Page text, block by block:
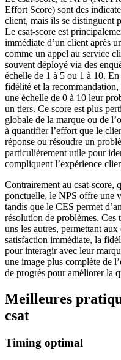
Effort Score) sont des
client, mais ils se distinguent
Le csat-score est
immédiate d’un client après
comme un appel au service
souvent déployé via des
échelle de 1 à 5 ou 1 à 10.
fidélité et la
une échelle de 0 à 10 leur
un tiers. Ce score est plus
globale de la marque ou de
à quantifier l’effort que le
réponse ou résoudre un
particulièrement utile pour
compliquent l’expérience
Contrairement au csat-score,
ponctuelle, le NPS offre une
tandis que le CES permet
résolution de problèmes. Ces
uns les autres, permettant
satisfaction immédiate, la
pour interagir avec leur
une image plus complète de
de progrès pour améliorer la
Meilleures
csat
Timing optimal